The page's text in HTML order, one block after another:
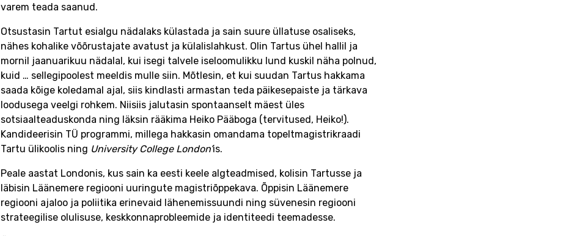
varem teada saanud.
Otsustasin Tartut esialgu nädalaks külastada ja sain suure üllatuse osaliseks,
nähes kohalike võõrustajate avatust ja külalislahkust. Olin Tartus ühel hallil ja
mornil jaanuarikuu nädalal, kui isegi talvele iseloomulikku lund kuskil näha polnud,
kuid … sellegipoolest meeldis mulle siin. Mõtlesin, et kui suudan Tartus hakkama
saada kõige koledamal ajal, siis kindlasti armastan teda päikesepaiste ja tärkava
loodusega veelgi rohkem. Niisiis jalutasin spontaanselt mäest üles
sotsiaalteaduskonda ning läksin rääkima Heiko Pääboga (tervitused, Heiko!).
Kandideerisin TÜ programmi, millega hakkasin omandama topeltmagistrikraadi
Tartu ülikoolis ning University College London’is.
Peale aastat Londonis, kus sain ka eesti keele algteadmised, kolisin Tartusse ja
läbisin Läänemere regiooni uuringute magistriõppekava. Õppisin Läänemere
regiooni ajaloo ja poliitika erinevaid lähenemissuundi ning süvenesin regiooni
strateegilise olulisuse, keskkonnaprobleemide ja identiteedi teemadesse.